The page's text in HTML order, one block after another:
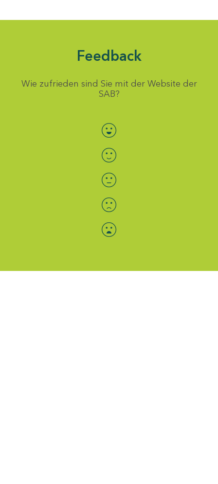
Feedback
Wie zufrieden sind Sie mit der Website der
SAB?
Bewertung auswählen